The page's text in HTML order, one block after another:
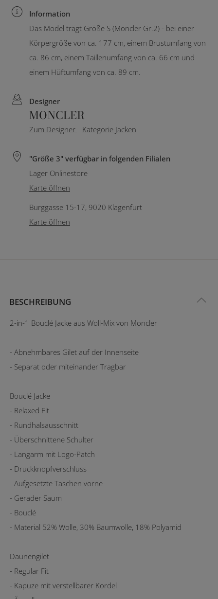
Information
Das Model trägt Größe S (Moncler Gr.2) - bei einer
Körpergröße von ca. 177 cm, einem Brustumfang von
ca. 86 cm, einem Taillenumfang von ca. 66 cm und
einem Hüftumfang von ca. 89 cm.
Designer
MONCLER
Zum Designer Kategorie Jacken
"Größe 3" verfügbar in folgenden Filialen
Lager Onlinestore
Karte öffnen
Burggasse 15-17, 9020 Klagenfurt
Karte öffnen
BESCHREIBUNG
2-in-1 Bouclé Jacke aus Woll-Mix von Moncler
- Abnehmbares Gilet auf der Innenseite
- Separat oder miteinander Tragbar
Bouclé Jacke
- Relaxed Fit
- Rundhalsausschnitt
- Überschnittene Schulter
- Langarm mit Logo-Patch
- Druckknopfverschluss
- Aufgesetzte Taschen vorne
- Gerader Saum
- Bouclé
- Material 52% Wolle, 30% Baumwolle, 18% Polyamid
Daunengilet
- Regular Fit
- Kapuze mit verstellbarer Kordel